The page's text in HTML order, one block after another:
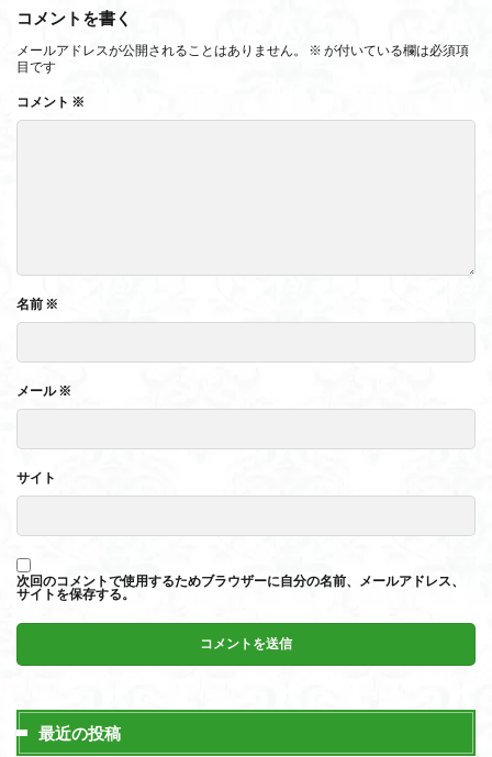
コメントを書く
メールアドレスが公開されることはありません。 ※ が付いている欄は必須項
目です
コメント ※
名前 ※
メール※
サイト
次回のコメントで使用するためブラウザーに自分の名前、メールアドレス、
サイトを保存する。
最近の投稿